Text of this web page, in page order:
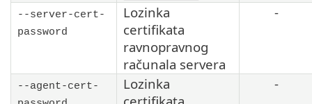
--server-cert-
password
Lozinka
certifikata
ravnopravnog
računala servera
-
--agent-cert-
Lozinka
-